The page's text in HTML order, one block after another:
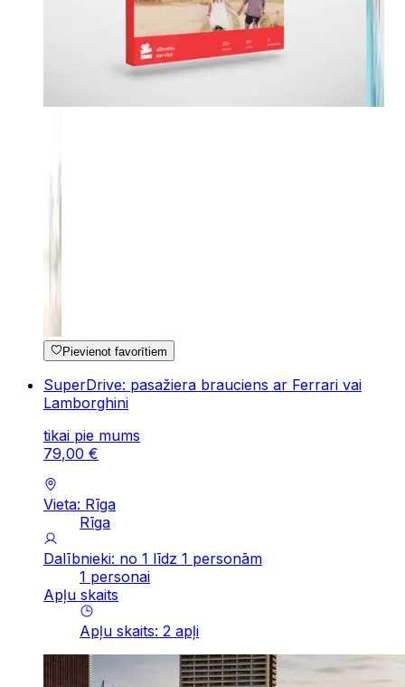
Pievienot favorītiem
SuperDrive: pasažiera brauciens ar Ferrari vai
Lamborghini
tikai pie mums
79,00 €
Vieta: Rīga
Rīga
Dalībnieki: no 1 līdz 1 personām
1 personai
Apļu skaits
Apļu skaits: 2 apļi